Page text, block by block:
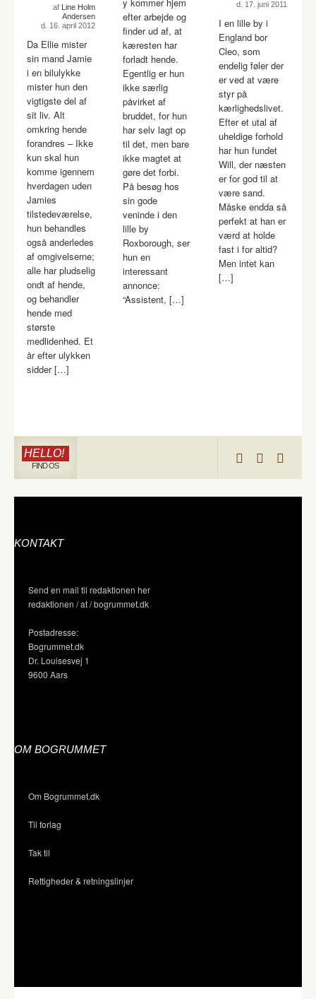
af Line Holm
Andersen
d. 16. april 2012
Da Ellie mister
sin mand Jamie
i en bilulykke
mister hun den
vigtigste del af
sit liv. Alt
omkring hende
forandres – Ikke
kun skal hun
komme igennem
hverdagen uden
Jamies
tilstedeværelse,
hun behandles
også anderledes
af omgivelserne;
alle har pludselig
ondt af hende,
og behandler
hende med
største
medlidenhed. Et
år efter ulykken
sidder […]
efter arbejde og
finder ud af, at
kæresten har
forladt hende.
Egentlig er hun
ikke særlig
påvirket af
bruddet, for hun
har selv lagt op
til det, men bare
ikke magtet at
gøre det forbi.
På besøg hos
sin gode
veninde i den
lille by
Roxborough, ser
hun en
interessant
annonce:
“Assistent, […]
d. 17. juni 2011
I en lille by i
England bor
Cleo, som
endelig føler der
er ved at være
styr på
kærlighedslivet.
Efter et utal af
uheldige forhold
har hun fundet
Will, der næsten
er for god til at
være sand.
Måske endda så
perfekt at han er
værd at holde
fast i for altid?
Men intet kan
[…]
HELLO!
FIND OS
KONTAKT
Send en mail til redaktionen her
redaktionen / at / bogrummet.dk
Postadresse:
Bogrummet.dk
Dr. Louisesvej 1
9600 Aars
OM BOGRUMMET
Om Bogrummet.dk
Til forlag
Tak til
Rettigheder & retningslinjer